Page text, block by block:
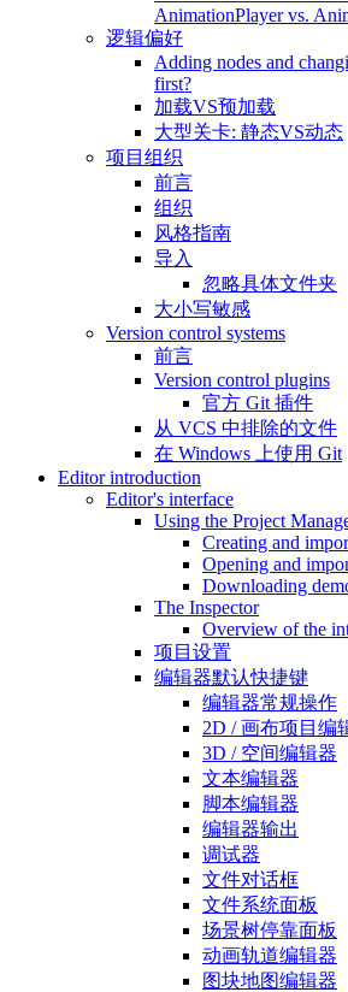
AnimationPlayer vs.
逻辑偏好
Adding nodes and
first?
加载VS预加载
大型关卡: 静态VS动态
项目组织
前言
组织
风格指南
导入
忽略具体文件夹
大小写敏感
Version control systems
前言
Version control plugins
官方 Git 插件
从 VCS 中排除的文件
在 Windows 上使用 Git
Editor introduction
Editor's interface
Using the Project
Creating and
Opening and
Downloading
The Inspector
Overview of the
项目设置
编辑器默认快捷键
编辑器常规操作
2D / 画布项目编
3D / 空间编辑器
文本编辑器
脚本编辑器
编辑器输出
调试器
文件对话框
文件系统面板
场景树停靠面板
动画轨道编辑器
图块地图编辑器